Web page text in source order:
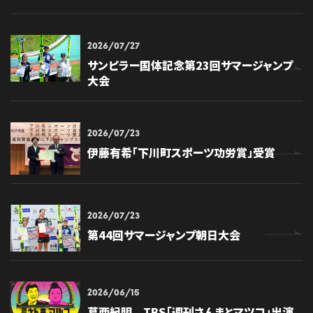
2026/07/27
サンピラー国体記念第23回サマージャンプ
大会
2026/07/23
伊藤有希「下川町スポーツ功労賞」受賞
2026/07/23
第44回サマージャンプ朝日大会
2026/06/15